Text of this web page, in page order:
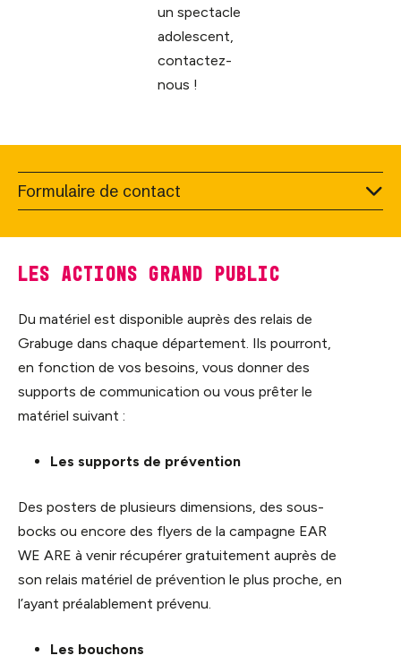
un spectacle
adolescent,
contactez-
nous !
Formulaire de contact
Les actions grand public
Du matériel est disponible auprès des relais de
Grabuge dans chaque département. Ils pourront,
en fonction de vos besoins, vous donner des
supports de communication ou vous prêter le
matériel suivant :
Les supports de prévention
Des posters de plusieurs dimensions, des sous-
bocks ou encore des flyers de la campagne EAR
WE ARE à venir récupérer gratuitement auprès de
son relais matériel de prévention le plus proche, en
l’ayant préalablement prévenu.
Les bouchons